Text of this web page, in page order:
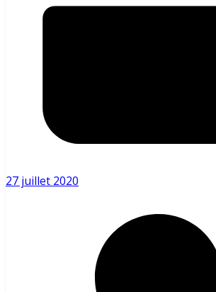
27 juillet 2020